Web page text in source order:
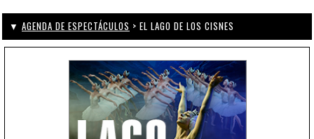
▼ AGENDA DE ESPECTÁCULOS > EL LAGO DE LOS CISNES